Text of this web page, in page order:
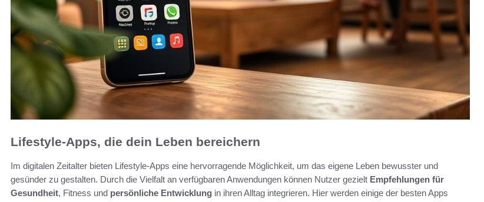
Lifestyle-Apps, die dein Leben bereichern
Im digitalen Zeitalter bieten Lifestyle-Apps eine hervorragende Möglichkeit, um das eigene Leben bewusster und
gesünder zu gestalten. Durch die Vielfalt an verfügbaren Anwendungen können Nutzer gezielt Empfehlungen für
Gesundheit, Fitness und persönliche Entwicklung in ihren Alltag integrieren. Hier werden einige der besten Apps